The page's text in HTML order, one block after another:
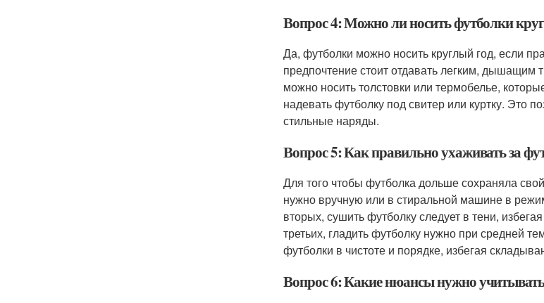
Вопрос 4: Можно ли носить футболки
Да, футболки можно носить круглый год, если
предпочтение стоит отдавать легким,
можно носить толстовки или термобелье,
надевать футболку под свитер или куртку. Это
стильные наряды.
Вопрос 5: Как правильно ухаживать за
Для того чтобы футболка дольше сохраняла
нужно вручную или в стиральной машине в
вторых, сушить футболку следует в тени,
третьих, гладить футболку нужно при средней
футболки в чистоте и порядке, избегая
Вопрос 6: Какие нюансы нужно